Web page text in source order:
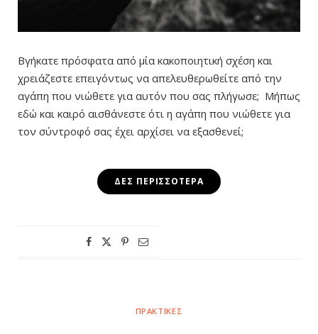
Βγήκατε πρόσφατα από μία κακοποιητική σχέση και
χρειάζεστε επειγόντως να απελευθερωθείτε από την
αγάπη που νιώθετε για αυτόν που σας πλήγωσε; Μήπως
εδώ και καιρό αισθάνεστε ότι η αγάπη που νιώθετε για
τον σύντροφό σας έχει αρχίσει να εξασθενεί;
ΔΕΣ ΠΕΡΙΣΣΌΤΕΡΑ
ΠΡΑΚΤΙΚΈΣ